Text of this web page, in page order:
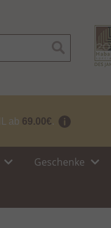
ab 69.00€.
Geschenke